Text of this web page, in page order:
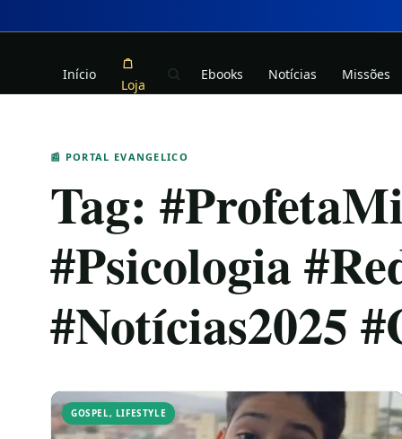
Início
Loja
Ebooks Notícias Missões
📰 PORTAL EVANGELICO
Tag:
#Psicologia
#Notícias2025
GOSPEL, LIFESTYLE